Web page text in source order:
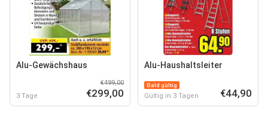
Alu-Gewächshaus
3 Tage
€499,00
€299,00
Alu-Haushaltsleiter
Bald gültig
Gültig in 3 Tagen €44,90